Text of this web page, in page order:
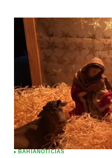
BAHIA NOTÍCIAS